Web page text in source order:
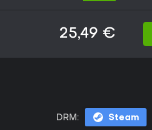
25,49 €
DRM: Steam